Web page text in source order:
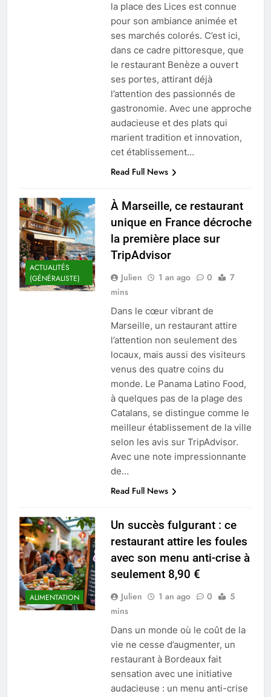
la place des Lices est connue
pour son ambiance animée et
ses marchés colorés. C’est ici,
dans ce cadre pittoresque, que
le restaurant Benèze a ouvert
ses portes, attirant déjà
l’attention des passionnés de
gastronomie. Avec une approche
audacieuse et des plats qui
marient tradition et innovation,
cet établissement…
Read Full News
ACTUALITÉS
(GÉNÉRALISTE)
À Marseille, ce restaurant
unique en France décroche
la première place sur
TripAdvisor
Julien 1 an ago 0
7
mins
Dans le cœur vibrant de
Marseille, un restaurant attire
l’attention non seulement des
locaux, mais aussi des visiteurs
venus des quatre coins du
monde. Le Panama Latino Food,
à quelques pas de la plage des
Catalans, se distingue comme le
meilleur établissement de la ville
selon les avis sur TripAdvisor.
Avec une note impressionnante
de…
Read Full News
ALIMENTATION
Un succès fulgurant : ce
restaurant attire les foules
avec son menu anti-crise à
seulement 8,90 €
Julien 1 an ago 0
5
mins
Dans un monde où le coût de la
vie ne cesse d’augmenter, un
restaurant à Bordeaux fait
sensation avec une initiative
audacieuse : un menu anti-crise